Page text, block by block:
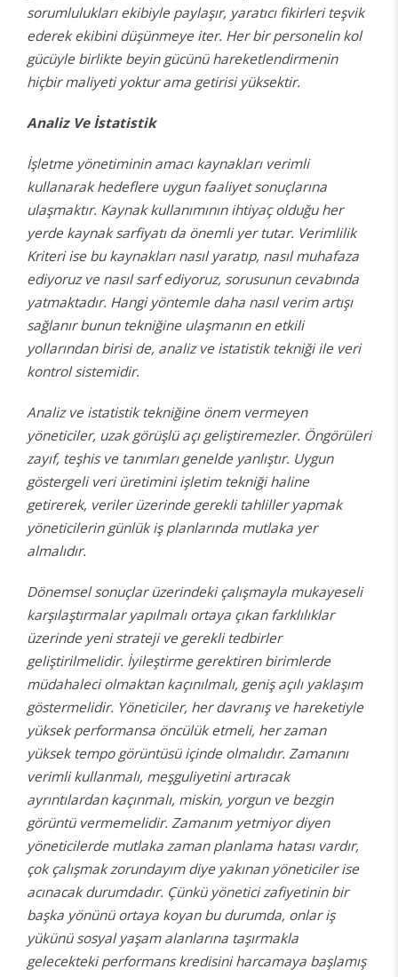
sorumlulukları ekibiyle paylaşır, yaratıcı fikirleri teşvik
ederek ekibini düşünmeye iter. Her bir personelin kol
gücüyle birlikte beyin gücünü hareketlendirmenin
hiçbir maliyeti yoktur ama getirisi yüksektir.
Analiz Ve İstatistik
İşletme yönetiminin amacı kaynakları verimli
kullanarak hedeflere uygun faaliyet sonuçlarına
ulaşmaktır. Kaynak kullanımının ihtiyaç olduğu her
yerde kaynak sarfiyatı da önemli yer tutar. Verimlilik
Kriteri ise bu kaynakları nasıl yaratıp, nasıl muhafaza
ediyoruz ve nasıl sarf ediyoruz, sorusunun cevabında
yatmaktadır. Hangi yöntemle daha nasıl verim artışı
sağlanır bunun tekniğine ulaşmanın en etkili
yollarından birisi de, analiz ve istatistik tekniği ile veri
kontrol sistemidir.
Analiz ve istatistik tekniğine önem vermeyen
yöneticiler, uzak görüşlü açı geliştiremezler. Öngörüleri
zayıf, teşhis ve tanımları genelde yanlıştır. Uygun
göstergeli veri üretimini işletim tekniği haline
getirerek, veriler üzerinde gerekli tahliller yapmak
yöneticilerin günlük iş planlarında mutlaka yer
almalıdır.
Dönemsel sonuçlar üzerindeki çalışmayla mukayeseli
karşılaştırmalar yapılmalı ortaya çıkan farklılıklar
üzerinde yeni strateji ve gerekli tedbirler
geliştirilmelidir. İyileştirme gerektiren birimlerde
müdahaleci olmaktan kaçınılmalı, geniş açılı yaklaşım
göstermelidir. Yöneticiler, her davranış ve hareketiyle
yüksek performansa öncülük etmeli, her zaman
yüksek tempo görüntüsü içinde olmalıdır. Zamanını
verimli kullanmalı, meşguliyetini artıracak
ayrıntılardan kaçınmalı, miskin, yorgun ve bezgin
görüntü vermemelidir. Zamanım yetmiyor diyen
yöneticilerde mutlaka zaman planlama hatası vardır,
çok çalışmak zorundayım diye yakınan yöneticiler ise
acınacak durumdadır. Çünkü yönetici zafiyetinin bir
başka yönünü ortaya koyan bu durumda, onlar iş
yükünü sosyal yaşam alanlarına taşırmakla
gelecekteki performans kredisini harcamaya başlamış